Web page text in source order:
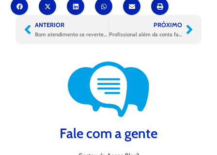
ANTERIOR
Bom atendimento se reverte em mais saúde na cidade e em casa
PRÓXIMO
Profissional além da conta fala da trajetória de crescimento da Aegea
Fale com a gente